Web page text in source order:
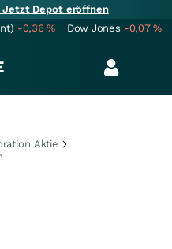
Depot eröffnen
-0,36% Dow Jones -0,07%
Aktie